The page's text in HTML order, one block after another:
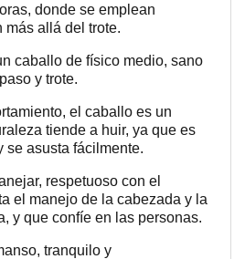
donde se emplean
más allá del trote.
caballo de físico medio, sano
y trote.
el caballo es un
tiende a huir, ya que es
se asusta fácilmente.
respetuoso con el
el manejo de la cabezada y la
y que confíe en las personas.
tranquilo y